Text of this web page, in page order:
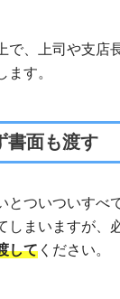
で、上司や支店
す。
書面も渡す
とついついすべ
しまいますが、
してください。